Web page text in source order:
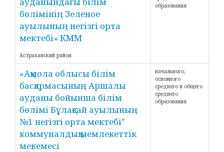
бөлімінің Зеленое
ауылының негізгі орта
мектебі» КММ
Астраханский район
образования
«Ақмола облысы білім
басқармасының Аршалы
ауданы бойынша білім
бөлімі Бұлақсай ауылының
№1 негізгі орта мектебі"
коммуналдық мемлекеттік
мекемесі
начального,
основного
среднего и общего
среднего
образования